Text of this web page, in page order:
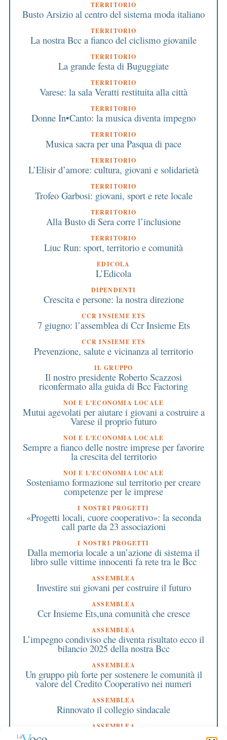
TERRITORIO
Busto Arsizio al centro del sistema moda italiano
TERRITORIO
La nostra Bcc a fianco del ciclismo giovanile
TERRITORIO
La grande festa di Buguggiate
TERRITORIO
Varese: la sala Veratti restituita alla città
TERRITORIO
Donne In•Canto: la musica diventa impegno
TERRITORIO
Musica sacra per una Pasqua di pace
TERRITORIO
L’Elisir d’amore: cultura, giovani e solidarietà
TERRITORIO
Trofeo Garbosi: giovani, sport e rete locale
TERRITORIO
Alla Busto di Sera corre l’inclusione
TERRITORIO
Liuc Run: sport, territorio e comunità
EDICOLA
L’Edicola
DIPENDENTI
Crescita e persone: la nostra direzione
CCR INSIEME ETS
7 giugno: l’assemblea di Ccr Insieme Ets
CCR INSIEME ETS
Prevenzione, salute e vicinanza al territorio
IL GRUPPO
Il nostro presidente Roberto Scazzosi
riconfermato alla guida di Bcc Factoring
NOI E L'ECONOMIA LOCALE
Mutui agevolati per aiutare i giovani a costruire a
Varese il proprio futuro
NOI E L'ECONOMIA LOCALE
Sempre a fianco delle nostre imprese per favorire
la crescita del territorio
NOI E L'ECONOMIA LOCALE
Sosteniamo formazione sul territorio per creare
competenze per le imprese
I NOSTRI PROGETTI
«Progetti locali, cuore cooperativo»: la seconda
call parte da 23 associazioni
I NOSTRI PROGETTI
Dalla memoria locale a un’azione di sistema il
libro sulle vittime innocenti fa rete tra le Bcc
ASSEMBLEA
Investire sui giovani per costruire il futuro
ASSEMBLEA
Ccr Insieme Ets,una comunità che cresce
ASSEMBLEA
L’impegno condiviso che diventa risultato ecco il
bilancio 2025 della nostra Bcc
ASSEMBLEA
Un gruppo più forte per sostenere le comunità il
valore del Credito Cooperativo nei numeri
ASSEMBLEA
Rinnovato il collegio sindacale
ASSEMBLEA
Bilancio approvato all’unanimità e 2 milioni